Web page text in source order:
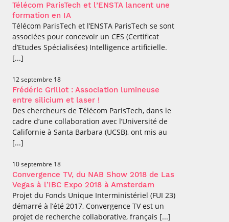
Télécom ParisTech et l’ENSTA lancent une
formation en IA
Télécom ParisTech et l’ENSTA ParisTech se sont
associées pour concevoir un CES (Certificat
d’Etudes Spécialisées) Intelligence artificielle.
[...]
12 septembre 18
Frédéric Grillot : Association lumineuse
entre silicium et laser !
Des chercheurs de Télécom ParisTech, dans le
cadre d’une collaboration avec l’Université de
Californie à Santa Barbara (UCSB), ont mis au
[...]
10 septembre 18
Convergence TV, du NAB Show 2018 de Las
Vegas à l’IBC Expo 2018 à Amsterdam
Projet du Fonds Unique Interministériel (FUI 23)
démarré à l’été 2017, Convergence TV est un
projet de recherche collaborative, français [...]